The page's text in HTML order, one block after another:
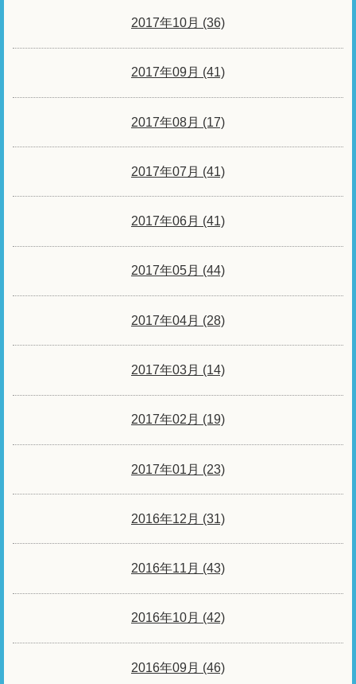
2017年10月 (36)
2017年09月 (41)
2017年08月 (17)
2017年07月 (41)
2017年06月 (41)
2017年05月 (44)
2017年04月 (28)
2017年03月 (14)
2017年02月 (19)
2017年01月 (23)
2016年12月 (31)
2016年11月 (43)
2016年10月 (42)
2016年09月 (46)